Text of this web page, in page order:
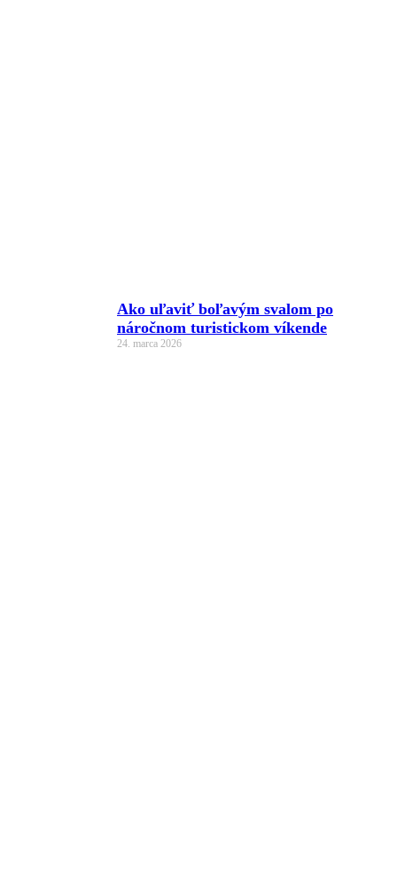
Ako uľaviť boľavým svalom po
náročnom turistickom víkende
24. marca 2026